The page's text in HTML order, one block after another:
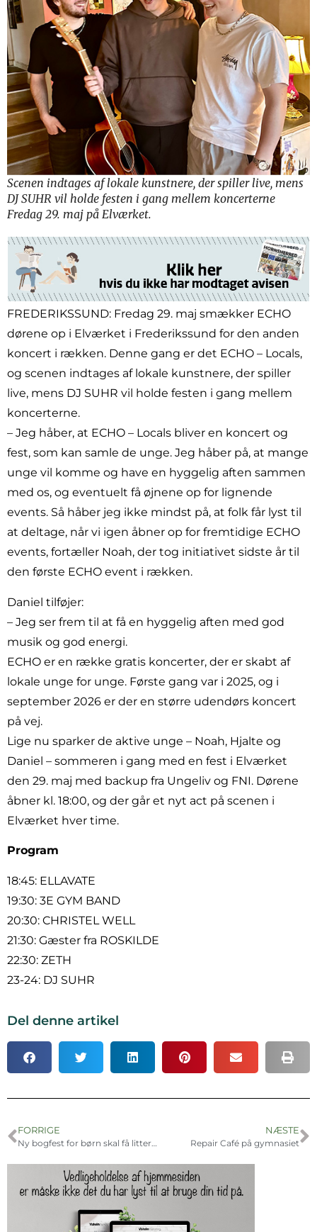
Scenen indtages af lokale kunstnere, der spiller live, mens
DJ SUHR vil holde festen i gang mellem koncerterne
Fredag 29. maj på Elværket.
FREDERIKSSUND: Fredag 29. maj smækker ECHO
dørene op i Elværket i Frederikssund for den anden
koncert i rækken. Denne gang er det ECHO – Locals,
og scenen indtages af lokale kunstnere, der spiller
live, mens DJ SUHR vil holde festen i gang mellem
koncerterne.
– Jeg håber, at ECHO – Locals bliver en koncert og
fest, som kan samle de unge. Jeg håber på, at mange
unge vil komme og have en hyggelig aften sammen
med os, og eventuelt få øjnene op for lignende
events. Så håber jeg ikke mindst på, at folk får lyst til
at deltage, når vi igen åbner op for fremtidige ECHO
events, fortæller Noah, der tog initiativet sidste år til
den første ECHO event i rækken.
Daniel tilføjer:
– Jeg ser frem til at få en hyggelig aften med god
musik og god energi.
ECHO er en række gratis koncerter, der er skabt af
lokale unge for unge. Første gang var i 2025, og i
september 2026 er der en større udendørs koncert
på vej.
Lige nu sparker de aktive unge – Noah, Hjalte og
Daniel – sommeren i gang med en fest i Elværket
den 29. maj med backup fra Ungeliv og FNI. Dørene
åbner kl. 18:00, og der går et nyt act på scenen i
Elværket hver time.
Program
18:45: ELLAVATE
19:30: 3E GYM BAND
20:30: CHRISTEL WELL
21:30: Gæster fra ROSKILDE
22:30: ZETH
23-24: DJ SUHR
Del denne artikel
FORRIGE
Ny bogfest for børn skal få litteraturen til at leve
NÆSTE
Repair Café på gymnasiet